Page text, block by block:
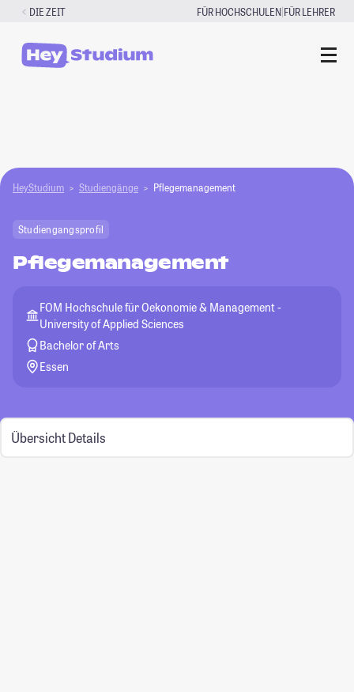
Zum
springen
DIE ZEIT FÜR HOCHSCHULEN|FÜR LEHRER
HeyStudium Studiengänge Pflegemanagement
Studiengangsprofil
Pflegemanagement
FOM Hochschule für Oekonomie & Management -
University of Applied Sciences
Bachelor of Arts
Essen
Übersicht Details